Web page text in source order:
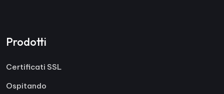
Prodotti
Certificati SSL
Ospitando